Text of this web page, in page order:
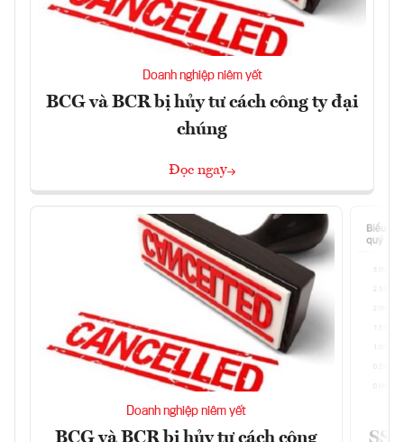
Doanh nghiệp niêm yết
BCG và BCR bị hủy tư cách công ty đại
chúng
Đọc ngay
Doanh nghiệp niêm yết